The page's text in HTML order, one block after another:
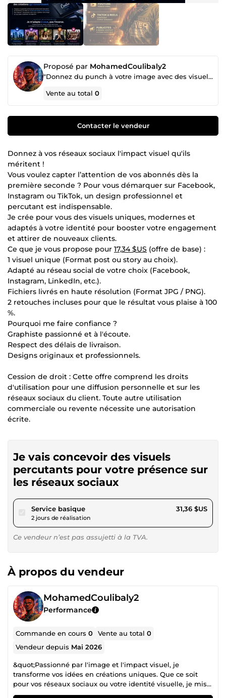
Proposé par MohamedCoulibaly2
"Donnez du punch à votre image avec des visuels qui marquent les esprits !"
Vente au total0
Contacter le vendeur
Donnez à vos réseaux sociaux l'impact visuel qu'ils
méritent !
Vous voulez capter l’attention de vos abonnés dès la
première seconde ? Pour vous démarquer sur Facebook,
Instagram ou TikTok, un design professionnel et
percutant est indispensable.
Je crée pour vous des visuels uniques, modernes et
adaptés à votre identité pour booster votre engagement
et attirer de nouveaux clients.
Ce que je vous propose pour 17,34 $US (offre de base) :
1 visuel unique (Format post ou story au choix).
Adapté au réseau social de votre choix (Facebook,
Instagram, LinkedIn, etc.).
Fichiers livrés en haute résolution (Format JPG / PNG).
2 retouches incluses pour que le résultat vous plaise à 100
%.
Pourquoi me faire confiance ?
Graphiste passionné et à l'écoute.
Respect des délais de livraison.
Designs originaux et professionnels.
Cession de droit : Cette offre comprend les droits
d'utilisation pour une diffusion personnelle et sur les
réseaux sociaux du client. Toute autre utilisation
commerciale ou revente nécessite une autorisation
écrite.
Je vais concevoir des visuels
percutants pour votre présence sur
les réseaux sociaux
Service basiquepour 28,90 $US
2 jours de réalisation
31,36 $US
Ce vendeur n’est pas assujetti à la TVA.
À propos du vendeur
MohamedCoulibaly2
Performance
Commande en cours0 Vente au total0
Vendeur depuis Mai 2026
&quot;Passionné par l'image et l'impact visuel, je
transforme vos idées en créations uniques. Que ce soit
pour vos réseaux sociaux ou votre identité visuelle, je mise
sur des designs fluides, modernes et percutants pour